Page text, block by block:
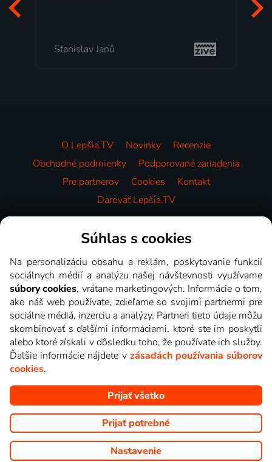
Stanislav Janů
O Lepšia.TV Novinky
Recenzie
Obchodné podmienky
Podporované zariadenia
Pre partnerov
Cookies
Kontakt
Darovať Lepšia.TV
Videotéka
Copyright © goNET s.r.o. Na tomto webe sú zobrazované obrázky
z relácií TV staníc, ktoré môžete sledovať v Lepšia.TV.
Súhlas s cookies
Na personalizáciu obsahu a reklám, poskytovanie funkcií
sociálnych médií a analýzu našej návštevnosti využívame
súbory cookies, vrátane marketingových. Informácie o tom,
ako náš web používate, zdieľame so svojimi partnermi pre
sociálne médiá, inzerciu a analýzy. Partneri tieto údaje môžu
skombinovať s ďalšími informáciami, ktoré ste im poskytli
alebo ktoré získali v dôsledku toho, že používate ich služby.
Ďalšie informácie nájdete v zásadách používania súborov
cookies.
Prijať všetko
Prijať potrebné
Nastavenie